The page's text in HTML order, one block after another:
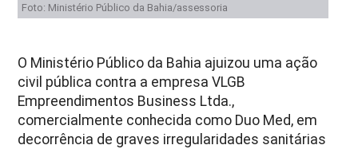
Foto: Ministério Público da Bahia/assessoria
O Ministério Público da Bahia ajuizou uma ação
civil pública contra a empresa VLGB
Empreendimentos Business Ltda.,
comercialmente conhecida como Duo Med, em
decorrência de graves irregularidades sanitárias